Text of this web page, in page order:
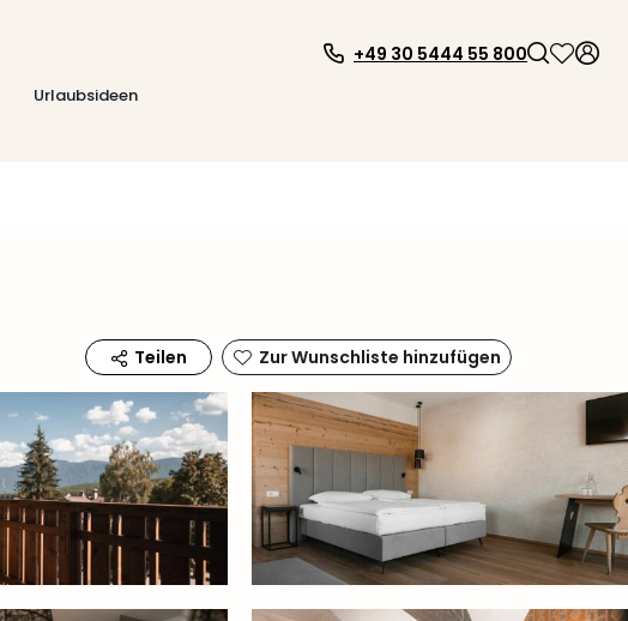
Urlaubsideen
+49 30 5444 55 800
Teilen Zur Wunschliste hinzufügen